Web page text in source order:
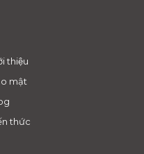
thiệu
mật
thức